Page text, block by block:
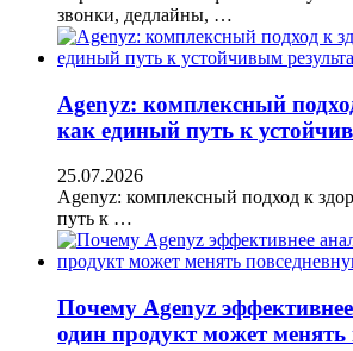
звонки, дедлайны, …
Agenyz: комплексный
как единый путь к
25.07.2026
Agenyz: комплексный подход к
путь к …
Почему Agenyz
один продукт может менять